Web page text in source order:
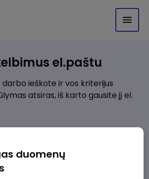
el.paštu
darbo ieškote ir vos kriterijus
atsiras, iš karto gausite jį el.
duomenų